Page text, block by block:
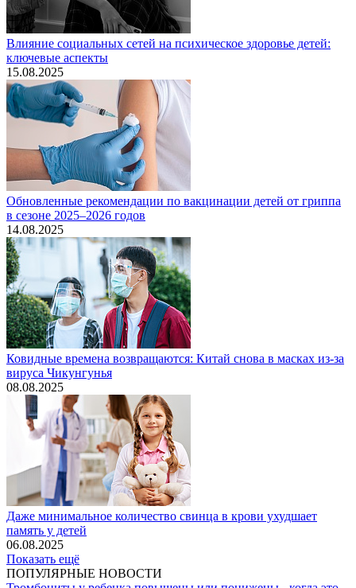
Влияние социальных сетей на психическое здоровье детей:
ключевые аспекты
15.08.2025
Обновленные рекомендации по вакцинации детей от гриппа
в сезоне 2025–2026 годов
14.08.2025
Ковидные времена возвращаются: Китай снова в масках из-за
вируса Чикунгунья
08.08.2025
Даже минимальное количество свинца в крови ухудшает
память у детей
06.08.2025
Показать ещё
ПОПУЛЯРНЫЕ НОВОСТИ